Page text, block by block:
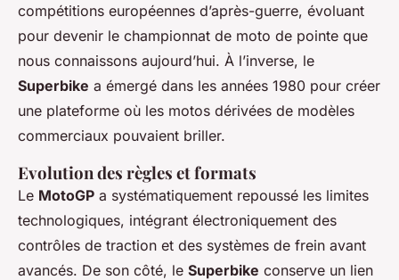
compétitions européennes d’après-guerre, évoluant
pour devenir le championnat de moto de pointe que
nous connaissons aujourd’hui. À l’inverse, le
Superbike a émergé dans les années 1980 pour créer
une plateforme où les motos dérivées de modèles
commerciaux pouvaient briller.
Evolution des règles et formats
Le MotoGP a systématiquement repoussé les limites
technologiques, intégrant électroniquement des
contrôles de traction et des systèmes de frein avant
avancés. De son côté, le Superbike conserve un lien